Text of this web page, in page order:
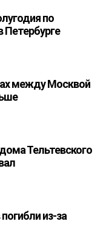
по
между Москвой
Тельтевского
из-за